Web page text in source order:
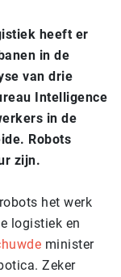
heeft er
in de
van drie
Intelligence
in de
Robots
zijn.
het werk
logistiek en
minister
Zeker